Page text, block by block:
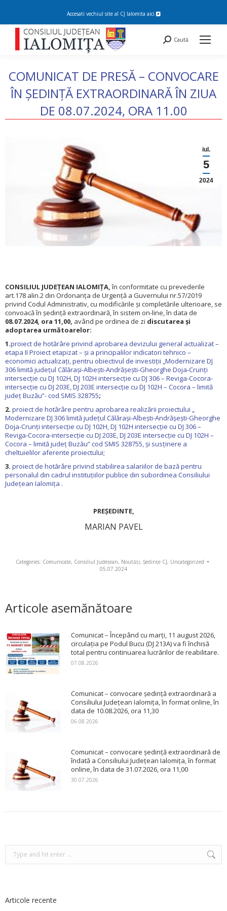
Accesati vechiul site al CJ Ialomita aici
Search:
Caută
COMUNICAT DE PRESĂ – CONVOCARE
ÎN ȘEDINȚĂ EXTRAORDINARĂ ÎN ZIUA
DE 08.07.2024, ORA 11.00
iul.
5
2024
CONSILIUL JUDEŢEAN IALOMIŢA,în conformitate cu prevederile
art.178 alin.2 din Ordonanța de Urgență a Guvernului nr.57/2019
privind Codul Administrativ, cu modificările și completările ulterioare, se
convoacă în ședință extraordinară, în sistem on-line, în data de
08.07.2024, ora 11,00, având pe ordinea de zi discutarea și
adoptarea următoarelor:
1.proiect de hotărâre privind aprobarea devizului general actualizat –
etapa II Proiect etapizat – și a principalilor indicatori tehnico –
economici actualizați, pentru obiectivul de investiții „Modernizare DJ
306 limită județul Călărași-Albești-Andrășești-Gheorghe Doja-Crunți
intersecție cu DJ 102H, DJ 102H intersecție cu DJ 306 – Reviga-Cocora-
intersecție cu DJ 203E, DJ 203E intersecție cu DJ 102H – Cocora – limită
județ Buzău”- cod SMIS 328755;
2. proiect de hotărâre pentru aprobarea realizării proiectului „
Modernizare DJ 306 limită județul Călărași-Albești-Andrășești-Gheorghe
Doja-Crunți intersecție cu DJ 102H, DJ 102H intersecție cu DJ 306 –
Reviga-Cocora-intersecție cu DJ 203E, DJ 203E intersecție cu DJ 102H –
Cocora – limită județ Buzău” cod SMIS 328755, și susținere a
cheltuielilor aferente proiectului;
3. proiect de hotărâre privind stabilirea salariilor de bază pentru
personalul din cadrul instituţiilor publice din subordinea Consiliului
Judeţean Ialomiţa .
PREŞEDINTE,
MARIAN PAVEL
Categories: Comunicate, Consiliul Județean, Noutăți, Ședințe CJ, Uncategorized
05.07.2024
Articole asemănătoare
Comunicat – Începând cu marți, 11 august 2026,
circulația pe Podul Bucu (DJ 213A) va fi închisă
total pentru continuarea lucrărilor de reabilitare.
07.08.2026
Comunicat – convocare ședință extraordinară a
Consiliului Județean Ialomița, în format online, în
data de 10.08.2026, ora 11,30
06.08.2026
Comunicat – convocare ședință extraordinară de
îndată a Consiliului Județean Ialomița, în format
online, în data de 31.07.2026, ora 11,00
30.07.2026
Articole recente